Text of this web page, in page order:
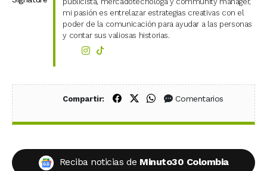
mi pasión es entrelazar estrategias creativas con el
poder de la comunicación para ayudar a las personas
y contar sus valiosas historias.
Compartir: Compartir en Facebook
Compartir en X (Twitter)
Compartir en WhatsApp
Comentarios
Reciba noticias de Minuto30 Colombia